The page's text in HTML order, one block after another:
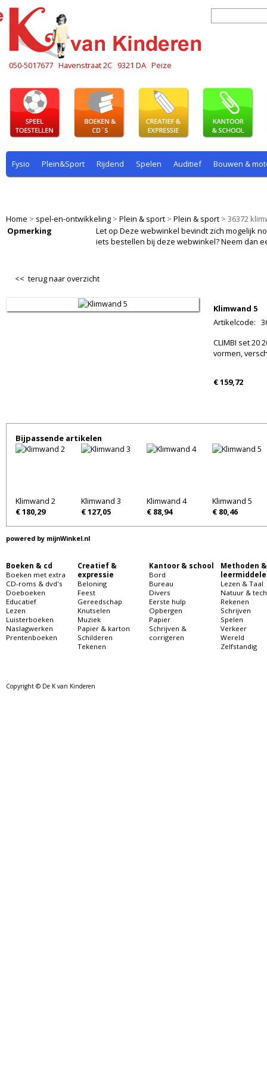
050-5017677 Havenstraat 2C 9321 DA Peize
Fysio Plein&Sport Rijdend Spelen Auditief Bouwen &
Home > spel-en-ontwikkeling > Plein & sport > Plein & sport > 36372
Opmerking
Let op Deze webwinkel bevindt zich mogelijk
iets bestellen bij deze webwinkel? Neem dan
<< terug naar overzicht
Klimwand 5
Artikelcode:
CLIMBI set 20
vormen,
€ 159,72
Bijpassende artikelen
Klimwand 2
€ 180,29
Klimwand 3
€ 127,05
Klimwand 4
€ 88,94
Klimwand 5
€ 80,46
powered by mijnWinkel.nl
Boeken & cd
Boeken met extra
CD-roms & dvd's
Doeboeken
Educatief
Lezen
Luisterboeken
Naslagwerken
Prentenboeken
Creatief &
expressie
Beloning
Feest
Gereedschap
Knutselen
Muziek
Papier & karton
Schilderen
Tekenen
Kantoor & school
Bord
Bureau
Divers
Eerste hulp
Opbergen
Papier
Schrijven &
corrigeren
Methoden &
Lezen & Taal
Natuur &
Rekenen
Schrijven
Spelen
Verkeer
Wereld
Zelfstandig
Copyright © De K van Kinderen